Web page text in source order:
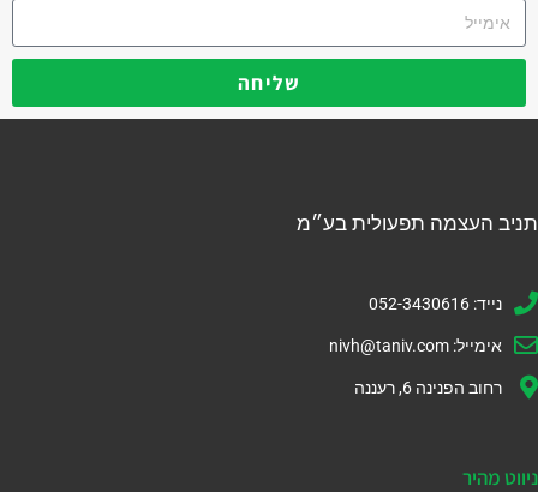
שליחה
תניב העצמה תפעולית בע״מ
נייד: 052-3430616
אימייל: nivh@taniv.com
רחוב הפנינה 6, רעננה
ניווט מהיר